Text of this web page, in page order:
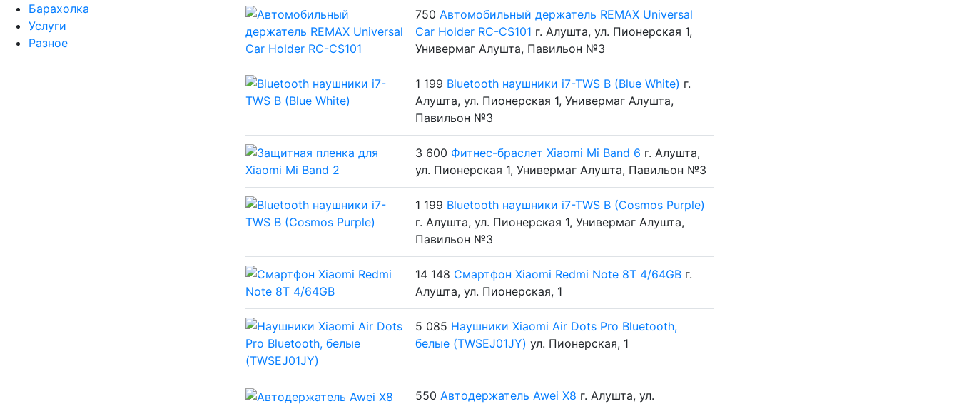
750 Автомобильный держатель REMAX Universal
Car Holder RC-CS101 г. Алушта, ул. Пионерская 1,
Универмаг Алушта, Павильон №3
1 199 Bluetooth наушники i7-TWS B (Blue White) г.
Алушта, ул. Пионерская 1, Универмаг Алушта,
Павильон №3
3 600 Фитнес-браслет Xiaomi Mi Band 6 г. Алушта,
ул. Пионерская 1, Универмаг Алушта, Павильон №3
1 199 Bluetooth наушники i7-TWS B (Cosmos Purple)
г. Алушта, ул. Пионерская 1, Универмаг Алушта,
Павильон №3
14 148 Смартфон Xiaomi Redmi Note 8T 4/64GB г.
Алушта, ул. Пионерская, 1
5 085 Наушники Xiaomi Air Dots Pro Bluetooth,
белые (TWSEJ01JY) ул. Пионерская, 1
550 Автодержатель Awei X8 г. Алушта, ул.
Барахолка
Услуги
Разное